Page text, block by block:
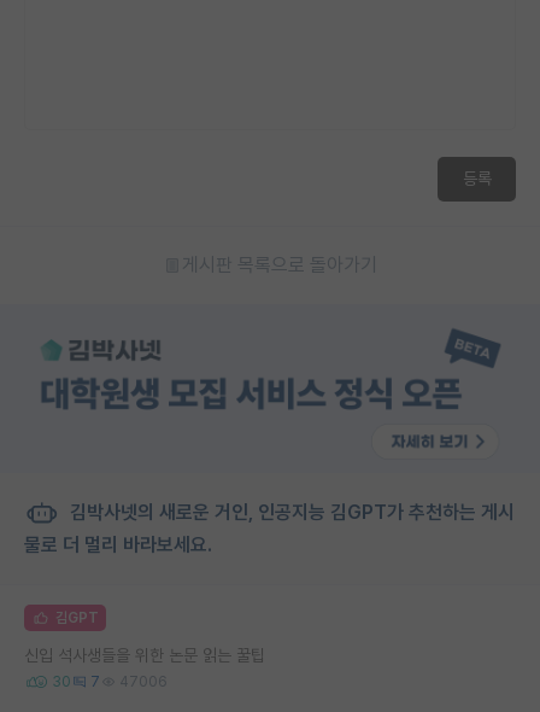
등록
게시판 목록으로 돌아가기
김박사넷의 새로운 거인, 인공지능 김GPT가 추천하는 게시
물로 더 멀리 바라보세요.
김GPT
신입 석사생들을 위한 논문 읽는 꿀팁
30 7 47006